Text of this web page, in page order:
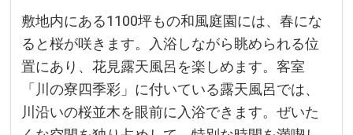
敷地内にある1100坪もの和風庭園には、春にな
ると桜が咲きます。入浴しながら眺められる位
置にあり、花見露天風呂を楽しめます。客室
「川の寮四季彩」に付いている露天風呂では、
川沿いの桜並木を眼前に入浴できます。ぜいた